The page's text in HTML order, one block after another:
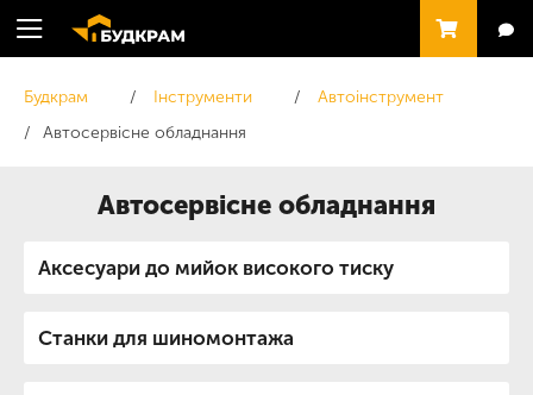
Будкрам Інструменти
Автоінструмент
Автосервісне обладнання
Автосервісне обладнання
Аксесуари до мийок високого тиску
Станки для шиномонтажа